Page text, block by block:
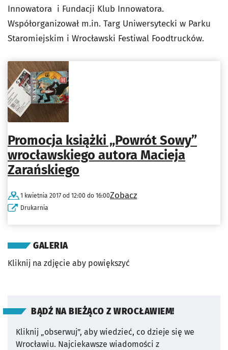
Innowatora i Fundacji Klub Innowatora.
Współorganizował m.in. Targ Uniwersytecki w Parku
Staromiejskim i Wrocławski Festiwal Foodtrucków.
Promocja książki „Powrót Sowy”
wrocławskiego autora Macieja
Zarańskiego
1 kwietnia 2017 od 12:00 do 16:00
Drukarnia
Zobacz
GALERIA
Kliknij na zdjęcie aby powiększyć
BĄDŹ NA BIEŻĄCO Z WROCŁAWIEM!
Kliknij „obserwuj”, aby wiedzieć, co dzieje się we
Wrocławiu. Najciekawsze wiadomości z